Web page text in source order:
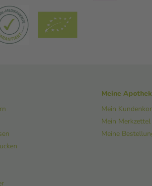
Meine
Mein
Mein Merkzettel
Meine